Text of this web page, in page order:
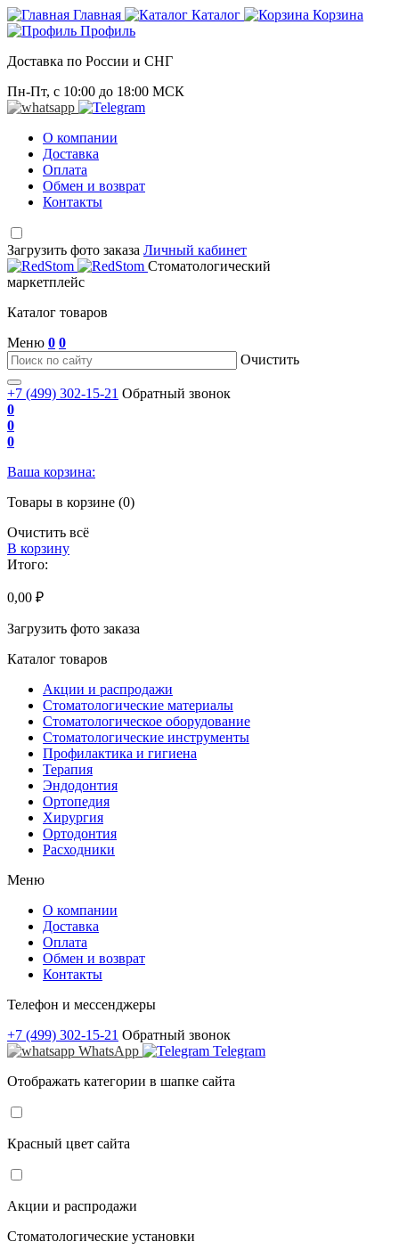
Главная Каталог
Корзина
Профиль
Доставка по России и СНГ
Пн-Пт, с 10:00 до 18:00 МСК
О компании
Доставка
Оплата
Обмен и возврат
Контакты
Загрузить фото заказа Личный кабинет
Стоматологический
маркетплейс
Каталог товаров
Меню 0 0
Очистить
+7 (499) 302-15-21 Обратный звонок
0
0
0
Ваша корзина:
Товары в корзине (0)
Очистить всё
В корзину
Итого:
0,00 ₽
Загрузить фото заказа
Каталог товаров
Акции и распродажи
Стоматологические материалы
Стоматологическое оборудование
Стоматологические инструменты
Профилактика и гигиена
Терапия
Эндодонтия
Ортопедия
Хирургия
Ортодонтия
Расходники
Меню
О компании
Доставка
Оплата
Обмен и возврат
Контакты
Телефон и мессенджеры
+7 (499) 302-15-21 Обратный звонок
WhatsApp
Telegram
Отображать категории в шапке сайта
Красный цвет сайта
Акции и распродажи
Стоматологические установки